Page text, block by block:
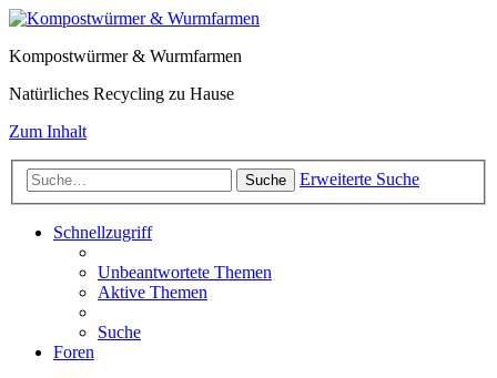
Kompostwürmer & Wurmfarmen
Natürliches Recycling zu Hause
Zum Inhalt
Suche Erweiterte Suche
Schnellzugriff
Unbeantwortete Themen
Aktive Themen
Suche
Foren